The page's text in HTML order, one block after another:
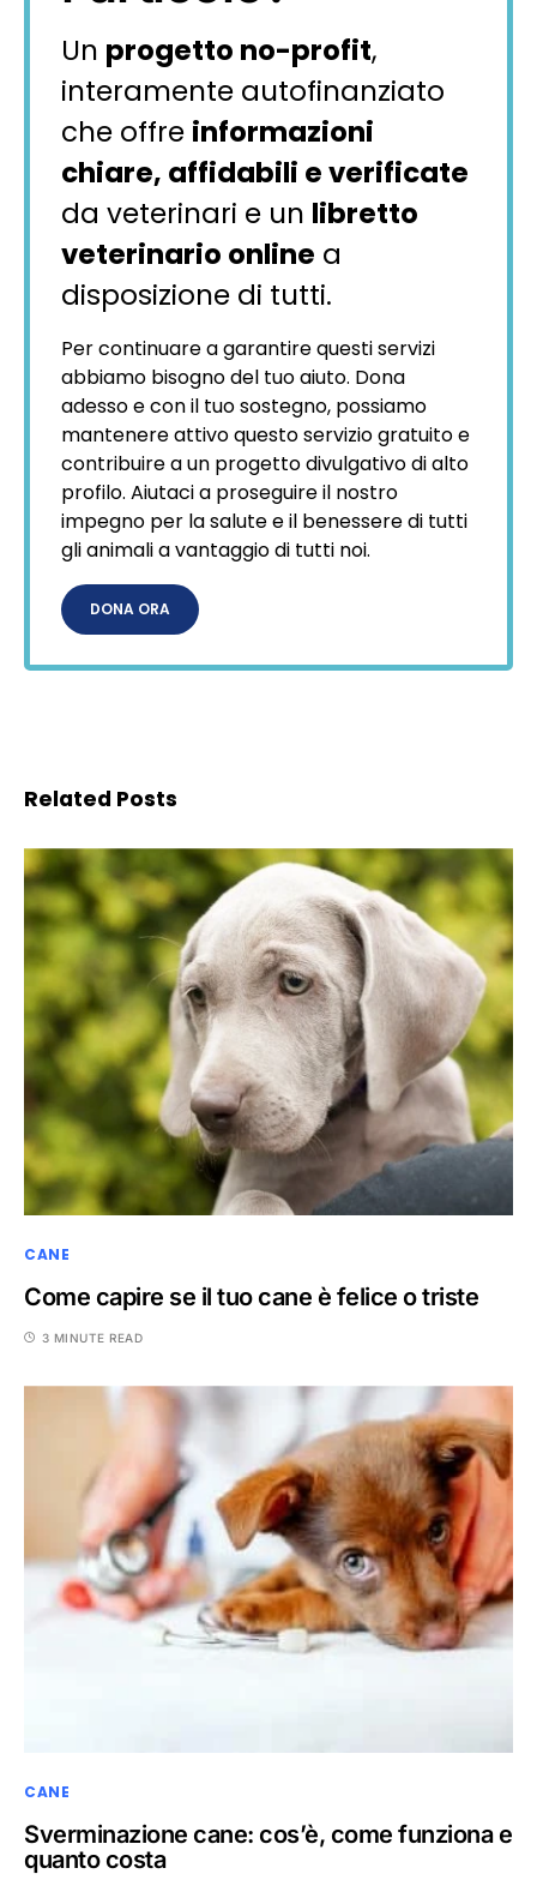
Un progetto no-profit,
interamente autofinanziato
che offre informazioni
chiare, affidabili e verificate
da veterinari e un libretto
veterinario online a
disposizione di tutti.
Per continuare a garantire questi servizi
abbiamo bisogno del tuo aiuto. Dona
adesso e con il tuo sostegno, possiamo
mantenere attivo questo servizio gratuito e
contribuire a un progetto divulgativo di alto
profilo. Aiutaci a proseguire il nostro
impegno per la salute e il benessere di tutti
gli animali a vantaggio di tutti noi.
DONA ORA
Related Posts
CANE
Come capire se il tuo cane è felice o triste
3 MINUTE READ
CANE
Sverminazione cane: cos’è, come funziona e
quanto costa